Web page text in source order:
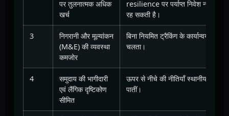
पर तुलनात्मक अधिक
खर्च
resilience पर पर्याप्त निवेश नहीं हुआ
रह सकती है।
3
निगरानी और मूल्यांकन
(M&E) की व्यवस्था
कमजोर
बिना नियमित ट्रैकिंग के कार्यान्वयन में
चलता।
4
समुदाय की भागीदारी
एवं लैंगिक दृष्टिकोण
सीमित
ऊपर से नीचे की नीतियाँ स्थानीय ज्ञान व
पातीं।